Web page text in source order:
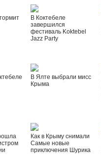
В Коктебеле
завершился
фестиваль Koktebel
Jazz Party
В Ялте выбрали мисс
Крыма
Как в Крыму снимали
Самые новые
приключения Шурика